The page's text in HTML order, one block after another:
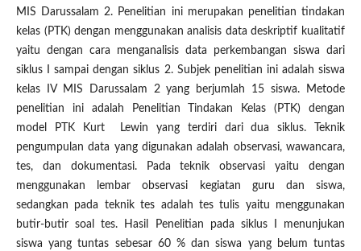
MIS Darussalam 2. Penelitian ini merupakan penelitian tindakan
kelas (PTK) dengan menggunakan analisis data deskriptif kualitatif
yaitu dengan cara menganalisis data perkembangan siswa dari
siklus I sampai dengan siklus 2. Subjek penelitian ini adalah siswa
kelas IV MIS Darussalam 2 yang berjumlah 15 siswa. Metode
penelitian ini adalah Penelitian Tindakan Kelas (PTK) dengan
model PTK Kurt Lewin yang terdiri dari dua siklus. Teknik
pengumpulan data yang digunakan adalah observasi, wawancara,
tes, dan dokumentasi. Pada teknik observasi yaitu dengan
menggunakan lembar observasi kegiatan guru dan siswa,
sedangkan pada teknik tes adalah tes tulis yaitu menggunakan
butir-butir soal tes. Hasil Penelitian pada siklus I menunjukan
siswa yang tuntas sebesar 60 % dan siswa yang belum tuntas